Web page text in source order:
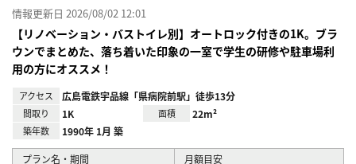
情報更新日 2026/08/02 12:01
【リノベーション・バストイレ別】オートロック付きの1K。ブラ
ウンでまとめた、落ち着いた印象の一室で学生の研修や駐車場利
用の方にオススメ！
アクセス 広島電鉄宇品線「県病院前駅」徒歩13分
間取り 1K 面積 22m²
築年数 1990年 1月 築
プラン名・期間
月額目安